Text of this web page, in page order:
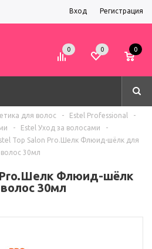
Вход Регистрация
0 0 0
для волос - Estel Professional
-
- Estel Уход за волосами
-
Top Salon Pro.Шелк Флюид-шёлк для
волос 30мл
Pro.Шелк Флюид-шёлк
30мл